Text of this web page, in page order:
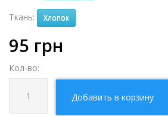
Ткань: Хлопок
95 грн
Кол-во:
Добавить в корзину